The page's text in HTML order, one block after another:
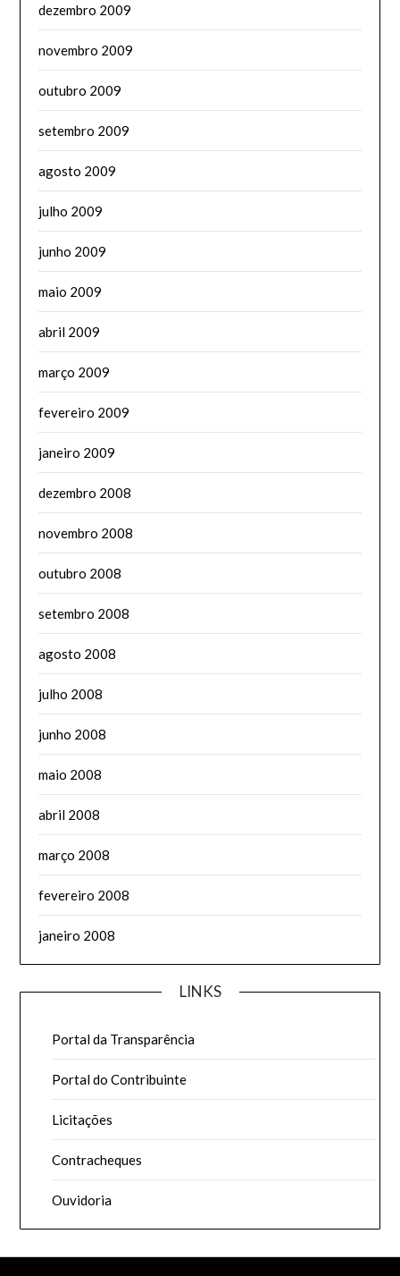
dezembro 2009
novembro 2009
outubro 2009
setembro 2009
agosto 2009
julho 2009
junho 2009
maio 2009
abril 2009
março 2009
fevereiro 2009
janeiro 2009
dezembro 2008
novembro 2008
outubro 2008
setembro 2008
agosto 2008
julho 2008
junho 2008
maio 2008
abril 2008
março 2008
fevereiro 2008
janeiro 2008
LINKS
Portal da Transparência
Portal do Contribuinte
Licitações
Contracheques
Ouvidoria